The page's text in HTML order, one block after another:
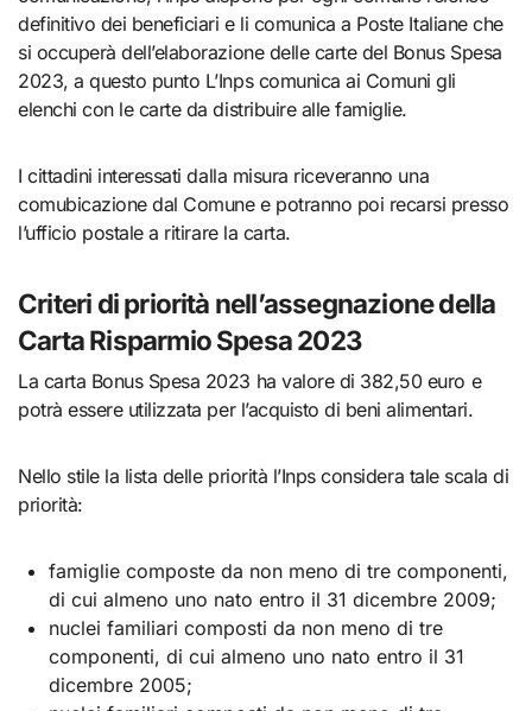
definitivo dei beneficiari e li comunica a Poste Italiane che
si occuperà dell’elaborazione delle carte del Bonus Spesa
2023, a questo punto L’Inps comunica ai Comuni gli
elenchi con le carte da distribuire alle famiglie.
I cittadini interessati dalla misura riceveranno una
comubicazione dal Comune e potranno poi recarsi presso
l’ufficio postale a ritirare la carta.
Criteri di priorità nell’assegnazione della
Carta Risparmio Spesa 2023
La carta Bonus Spesa 2023 ha valore di 382,50 euro e
potrà essere utilizzata per l’acquisto di beni alimentari.
Nello stile la lista delle priorità l’Inps considera tale scala di
priorità:
famiglie composte da non meno di tre componenti,
di cui almeno uno nato entro il 31 dicembre 2009;
nuclei familiari composti da non meno di tre
componenti, di cui almeno uno nato entro il 31
dicembre 2005;